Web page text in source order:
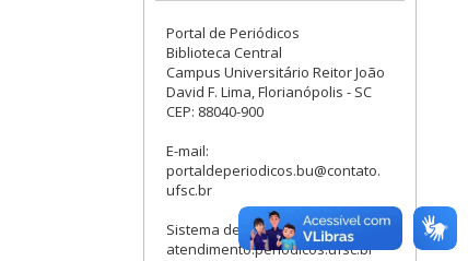
Portal de Periódicos
Biblioteca Central
Campus Universitário Reitor João
David F. Lima, Florianópolis - SC
CEP: 88040-900
E-mail:
portaldeperiodicos.bu@contato.
ufsc.br
Sistema de Chamados:
atendimento.periodicos.ufsc.br